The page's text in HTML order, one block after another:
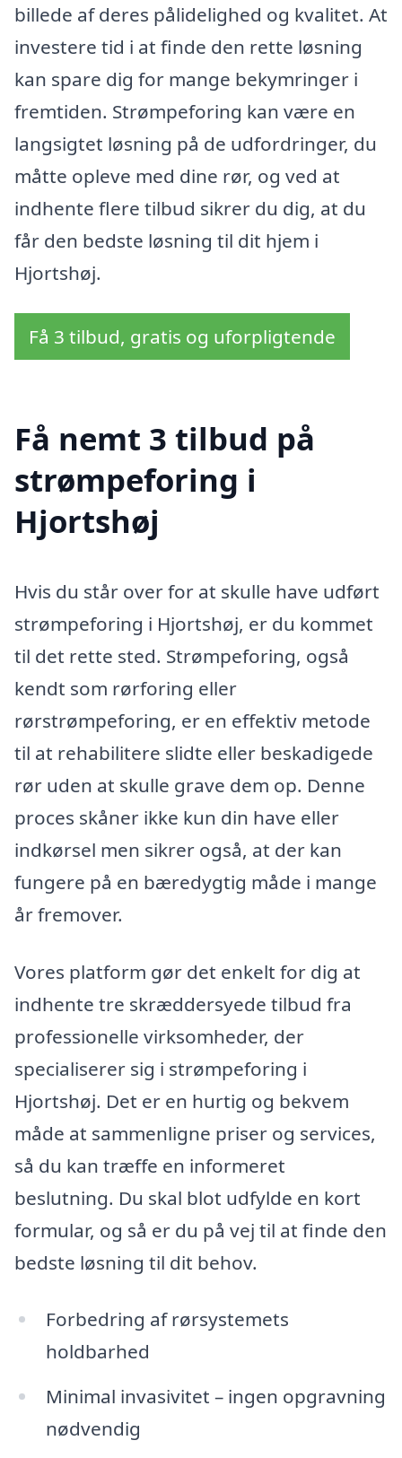
billede af deres pålidelighed og kvalitet. At
investere tid i at finde den rette løsning
kan spare dig for mange bekymringer i
fremtiden. Strømpeforing kan være en
langsigtet løsning på de udfordringer, du
måtte opleve med dine rør, og ved at
indhente flere tilbud sikrer du dig, at du
får den bedste løsning til dit hjem i
Hjortshøj.
Få 3 tilbud, gratis og uforpligtende
Få nemt 3 tilbud på
strømpeforing i
Hjortshøj
Hvis du står over for at skulle have udført
strømpeforing i Hjortshøj, er du kommet
til det rette sted. Strømpeforing, også
kendt som rørforing eller
rørstrømpeforing, er en effektiv metode
til at rehabilitere slidte eller beskadigede
rør uden at skulle grave dem op. Denne
proces skåner ikke kun din have eller
indkørsel men sikrer også, at der kan
fungere på en bæredygtig måde i mange
år fremover.
Vores platform gør det enkelt for dig at
indhente tre skræddersyede tilbud fra
professionelle virksomheder, der
specialiserer sig i strømpeforing i
Hjortshøj. Det er en hurtig og bekvem
måde at sammenligne priser og services,
så du kan træffe en informeret
beslutning. Du skal blot udfylde en kort
formular, og så er du på vej til at finde den
bedste løsning til dit behov.
Forbedring af rørsystemets
holdbarhed
Minimal invasivitet – ingen opgravning
nødvendig